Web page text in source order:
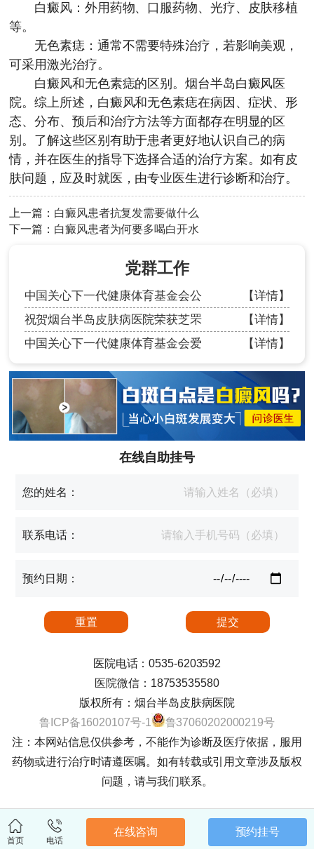
白癜风：外用药物、口服药物、光疗、皮肤移植
等。
无色素痣：通常不需要特殊治疗，若影响美观，
可采用激光治疗。
白癜风和无色素痣的区别。烟台半岛白癜风医
院。综上所述，白癜风和无色素痣在病因、症状、形
态、分布、预后和治疗方法等方面都存在明显的区
别。了解这些区别有助于患者更好地认识自己的病
情，并在医生的指导下选择合适的治疗方案。如有皮
肤问题，应及时就医，由专业医生进行诊断和治疗。
上一篇： 白癜风患者抗复发需要做什么
下一篇： 白癜风患者为何要多喝白开水
党群工作
中国关心下一代健康体育基金会公
【详情】
祝贺烟台半岛皮肤病医院荣获芝罘
【详情】
中国关心下一代健康体育基金会爱
【详情】
在线自助挂号
您的姓名：
联系电话：
预约日期：
医院电话：0535-6203592
医院微信：18753535580
版权所有：烟台半岛皮肤病医院
鲁ICP备16020107号-1
鲁37060202000219号
注：本网站信息仅供参考，不能作为诊断及医疗依据，服用
药物或进行治疗时请遵医嘱。如有转载或引用文章涉及版权
问题，请与我们联系。
首页 电话
在线咨询 预约挂号